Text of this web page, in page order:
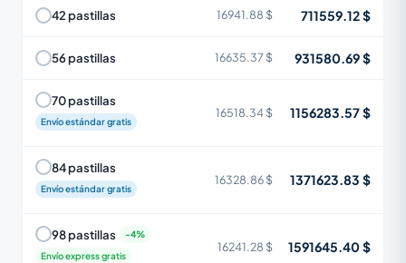
42 pastillas 16941.88 $ 711559.12 $
56 pastillas 16635.37 $ 931580.69 $
70 pastillas
Envío estándar gratis
16518.34 $ 1156283.57 $
84 pastillas
Envío estándar gratis
16328.86 $ 1371623.83 $
98 pastillas
Envío express gratis
16241.28 $ 1591645.40 $